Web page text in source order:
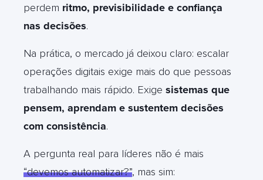
perdem ritmo, previsibilidade e confiança
nas decisões.
Na prática, o mercado já deixou claro: escalar
operações digitais exige mais do que pessoas
trabalhando mais rápido. Exige sistemas que
pensem, aprendam e sustentem decisões
com consistência.
A pergunta real para líderes não é mais
“devemos automatizar?”, mas sim: